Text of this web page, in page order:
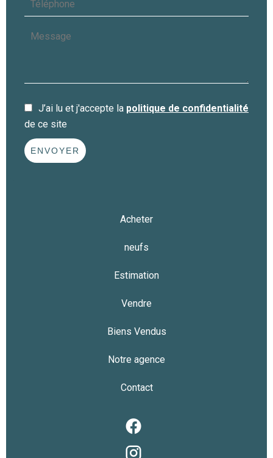
J’ai lu et j'accepte la politique de confidentialité
de ce site
ENVOYER
Acheter
neufs
Estimation
Vendre
Biens Vendus
Notre agence
Contact